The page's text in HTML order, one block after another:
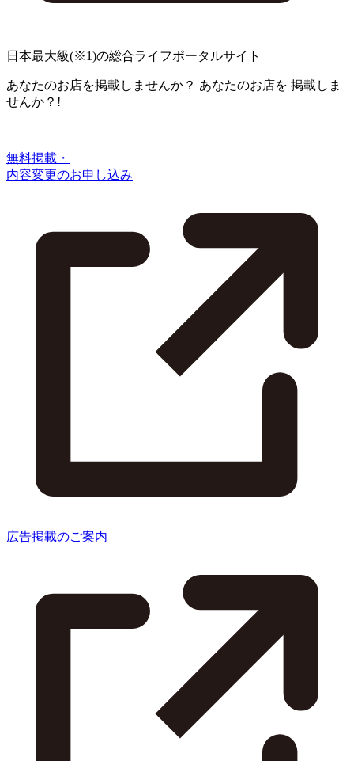
日本最大級(※1)の総合ライフポータルサイト
あなたのお店を掲載しませんか？ あなたのお店を 掲載しま
せんか？!
無料掲載・
内容変更のお申し込み
広告掲載のご案内